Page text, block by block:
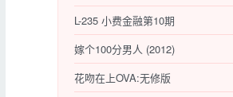
L-235 小费金融第10期
嫁个100分男人 (2012)
花吻在上OVA:无修版